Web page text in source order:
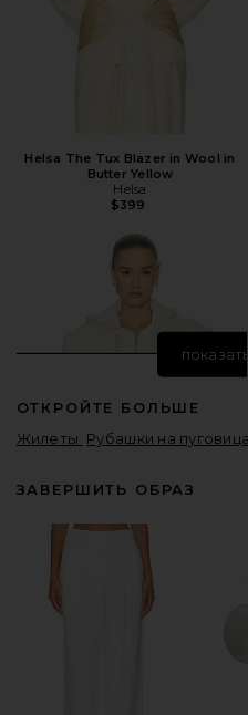
Helsa The Tux Blazer in Wool in
Butter Yellow
Helsa
$399
Helsa The Very Oversized Blazer
in Ivory
ОТКРОЙТЕ БОЛЬШЕ
Жилеты Рубашки на
ЗАВЕРШИТЬ ОБРАЗ